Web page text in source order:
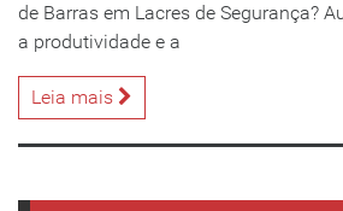
de Barras em Lacres de Segurança?
a produtividade e a
Leia mais